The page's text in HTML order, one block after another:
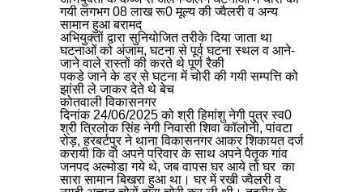
गयी लगभग 08 लाख रू0 मूल्य की ज्वैलरी व अन्य
सामान हुआ बरामद
अभियुक्तों द्वारा सुनियोजित तरीके दिया जाता था
घटनाओं को अंजाम, घटना से पूर्व घटना स्थल व आने-
जाने वाले रास्तों की करते थे पूर्ण रैकी
पकडे जाने के डर से घटना में चोरी की गयी सम्पत्ति को
झांसी ले जाकर देते थे बेच
कोतवाली विकासनगर
दिनांक 24/06/2025 को श्री हिमांशु नेगी पुत्र स्व0
श्री त्रिलोक सिंह नेगी निवासी शिवा कॉलोनी, पांवटा
रोड़, हरबर्टपुर ने थाना विकासनगर आकर शिकायत दर्ज
करायी कि वो अपने परिवार के साथ अपने पैतृक गांव
जनपद अल्मोडा गये थे, जब वापस घर आये तो घर का
सारा सामान बिखरा हुआ था। घर में रखी ज्वैलरी व